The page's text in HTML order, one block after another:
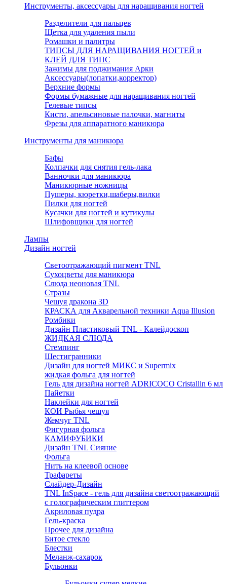
Инструменты, аксессуары для наращивания ногтей
Разделители для пальцев
Щетка для удаления пыли
Ромашки и палитры
ТИПСЫ ДЛЯ НАРАЩИВАНИЯ НОГТЕЙ и
КЛЕЙ ДЛЯ ТИПС
Зажимы для поджимания Арки
Аксессуары(лопатки,корректор)
Верхние формы
Формы бумажные для наращивания ногтей
Гелевые типсы
Кисти, апельсиновые палочки, магниты
Фрезы для аппаратного маникюра
Инструменты для маникюра
Бафы
Колпачки для снятия гель-лака
Ванночки для маникюра
Маникюрные ножницы
Пушеры, кюретки,шаберы,вилки
Пилки для ногтей
Кусачки для ногтей и кутикулы
Шлифовщики для ногтей
Лампы
Дизайн ногтей
Светоотражающий пигмент TNL
Сухоцветы для маникюра
Слюда неоновая TNL
Стразы
Чешуя дракона 3D
КРАСКА для Акварельной техники Aqua Illusion
Ромбики
Дизайн Пластиковый TNL - Калейдоскоп
ЖИДКАЯ СЛЮДА
Стемпинг
Шестигранники
Дизайн для ногтей МИКС и Supermix
жидкая фольга для ногтей
Гель для дизайна ногтей ADRICOCO Cristallin 6 мл
Пайетки
Наклейки для ногтей
КОИ Рыбья чешуя
Жемчуг TNL
Фигурная фольга
КАМИФУБИКИ
Дизайн TNL Сияние
Фольга
Нить на клеевой основе
Трафареты
Слайдер-Дизайн
TNL InSpace - гель для дизайна светоотражающий
с голографическим глиттером
Акриловая пудра
Гель-краска
Прочее для дизайна
Битое стекло
Блестки
Меланж-сахарок
Бульонки